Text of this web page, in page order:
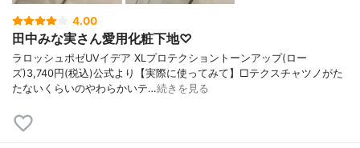
4.00
田中みな実さん愛用化粧下地♡
ラロッシュポゼUVイデア XLプロテクショントーンアップ(ロー
ズ)3,740円(税込)公式より【実際に使ってみて】□テクスチャツノがた
たないくらいのやわらかいテ…続きを見る